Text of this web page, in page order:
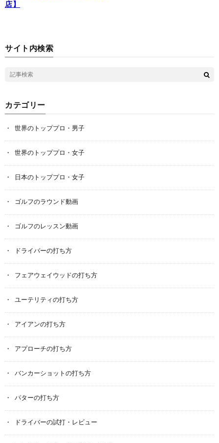
店】
サイト内検索
カテゴリー
世界のトッププロ・男子
世界のトッププロ・女子
日本のトッププロ・女子
ゴルフのラウンド動画
ゴルフのレッスン動画
ドライバーの打ち方
フェアウェイウッドの打ち方
ユーテリティの打ち方
アイアンの打ち方
アプローチの打ち方
バンカーショットの打ち方
パターの打ち方
ドライバーの試打・レビュー